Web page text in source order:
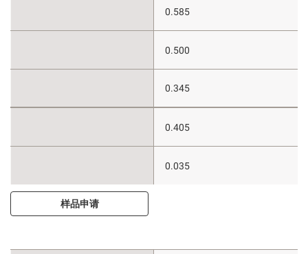
0.585
0.500
0.345
0.405
0.035
样品申请